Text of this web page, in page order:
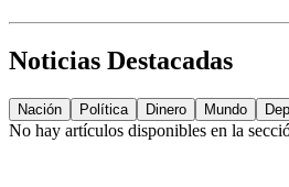
Noticias Destacadas
Nación Política Dinero Mundo
No hay artículos disponibles en la